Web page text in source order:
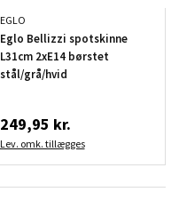
EGLO
Eglo Bellizzi spotskinne
L31cm 2xE14 børstet
stål/grå/hvid
249,95 kr.
Lev. omk. tillægges